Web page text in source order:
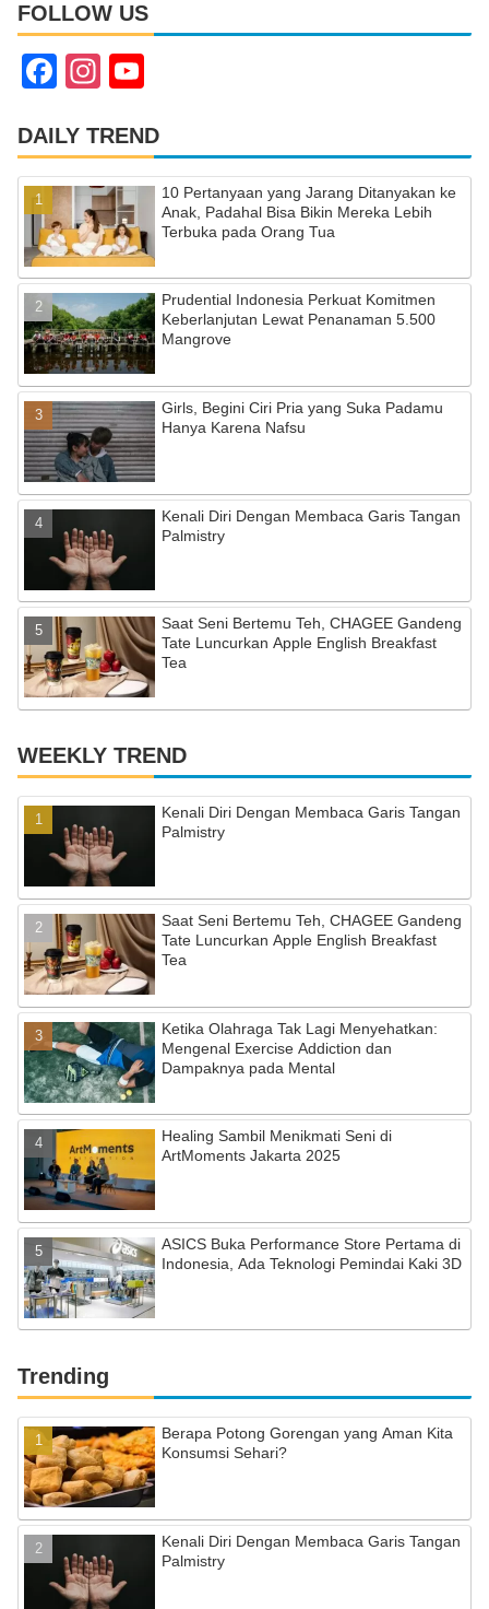
FOLLOW US
F
c
e
b
o
o
k
In
a
gr
a
m
u
T
u
b
e
C
h
a
n
n
el
DAILY TREND
10 Pertanyaan yang Jarang Ditanyakan ke
Anak, Padahal Bisa Bikin Mereka Lebih
Terbuka pada Orang Tua
Prudential Indonesia Perkuat Komitmen
Keberlanjutan Lewat Penanaman 5.500
Mangrove
Girls, Begini Ciri Pria yang Suka Padamu
Hanya Karena Nafsu
Kenali Diri Dengan Membaca Garis Tangan
Palmistry
Saat Seni Bertemu Teh, CHAGEE Gandeng
Tate Luncurkan Apple English Breakfast
Tea
WEEKLY TREND
Kenali Diri Dengan Membaca Garis Tangan
Palmistry
Saat Seni Bertemu Teh, CHAGEE Gandeng
Tate Luncurkan Apple English Breakfast
Tea
Ketika Olahraga Tak Lagi Menyehatkan:
Mengenal Exercise Addiction dan
Dampaknya pada Mental
Healing Sambil Menikmati Seni di
ArtMoments Jakarta 2025
ASICS Buka Performance Store Pertama di
Indonesia, Ada Teknologi Pemindai Kaki 3D
Trending
Berapa Potong Gorengan yang Aman Kita
Konsumsi Sehari?
Kenali Diri Dengan Membaca Garis Tangan
Palmistry